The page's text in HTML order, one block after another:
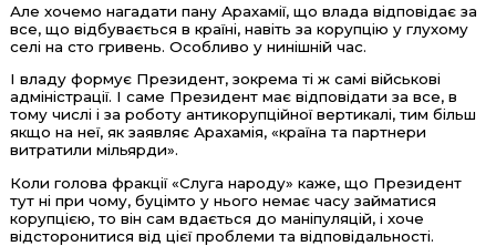
Але хочемо нагадати пану Арахамії, що влада відповідає за
все, що відбувається в країні, навіть за корупцію у глухому
селі на сто гривень. Особливо у нинішній час.
І владу формує Президент, зокрема ті ж самі військові
адміністрації. І саме Президент має відповідати за все, в
тому числі і за роботу антикорупційної вертикалі, тим більш
якщо на неї, як заявляє Арахамія, «країна та партнери
витратили мільярди».
Коли голова фракції «Слуга народу» каже, що Президент
тут ні при чому, буцімто у нього немає часу займатися
корупцією, то він сам вдається до маніпуляцій, і хоче
відсторонитися від цієї проблеми та відповідальності.